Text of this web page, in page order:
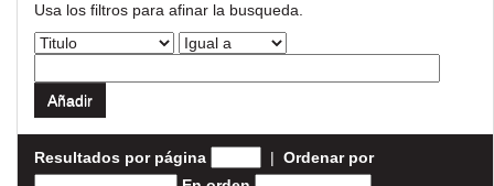
Usa los filtros para afinar la busqueda.
Resultados por página | Ordenar por